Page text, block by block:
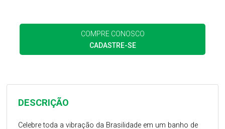
COMPRE CONOSCO
CADASTRE-SE
DESCRIÇÃO
Celebre toda a vibração da Brasilidade em um banho de